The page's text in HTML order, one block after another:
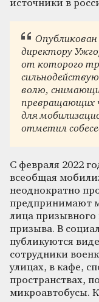
источники в
директору
от которого
волю,
превращающих
для
отметил
С февраля 2022
всеобщая
неоднократно
предпринимают
лица призывного
призыва. В
публикуются
сотрудники
улицах, в кафе,
пространствах,
микроавтобусы.